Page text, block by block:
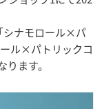
シナモロール×パ
ル×パトリックコ
ます。